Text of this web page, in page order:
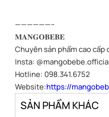
——————–
𝐌𝐀𝐍𝐆𝐎𝐁𝐄𝐁𝐄
Chuyên sản phẩm cao cấp
Insta:
Hotline: 098.341.6752
Website:https://
SẢN PHẨM KHÁC